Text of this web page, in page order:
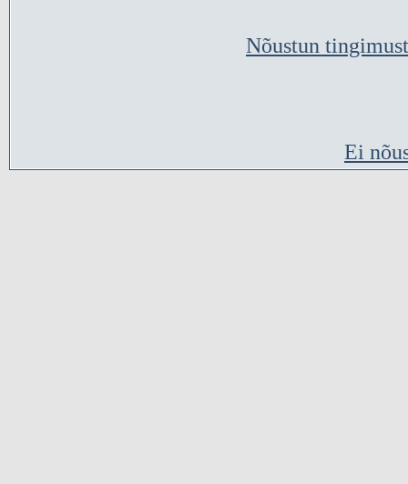
Nõustun
Ei